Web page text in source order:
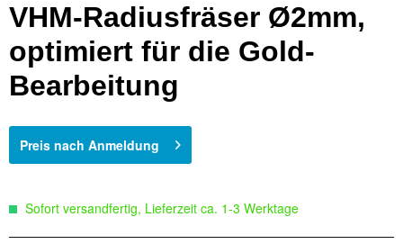
VHM-Radiusfräser Ø2mm,
optimiert für die Gold-
Bearbeitung
Preis nach Anmeldung
Sofort versandfertig, Lieferzeit ca. 1-3 Werktage